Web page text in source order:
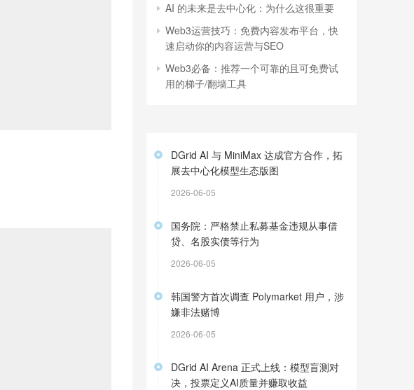
AI 的未来是去中心化：为什么这很重要
Web3运营技巧：免费内容发布平台，快
速启动你的内容运营与SEO
Web3必备：推荐一个可靠的且可免费试
用的梯子/翻墙工具
DGrid AI 与 MiniMax 达成官方合作，拓
展去中心化模型生态版图
2026-06-05
国务院：严格禁止私募基金违规从事借
贷、名股实债等行为
2026-06-05
韩国警方首次调查 Polymarket 用户，涉
嫌非法赌博
2026-06-05
DGrid AI Arena 正式上线：模型盲测对
决，投票定义AI质量并赚取收益